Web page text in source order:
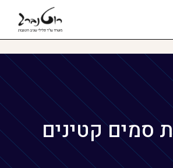
סמים קטינים